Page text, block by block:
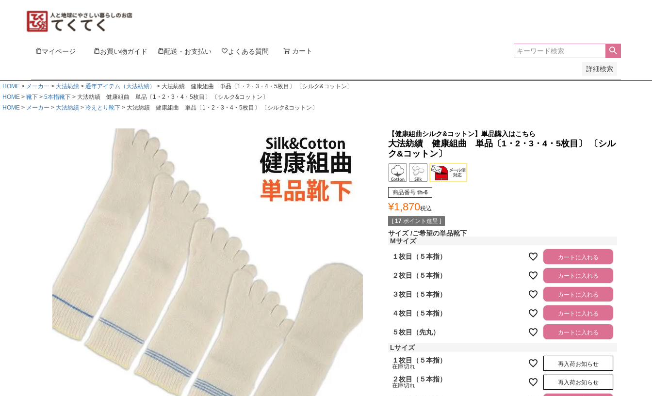
マイページ お買い物ガイド 配送・お支払い よくある質問 カート
詳細検索
HOME メーカー 大法紡績 通年アイテム（大法紡績）
大法紡績 健康組曲 単品〔1・2・3・4・5枚目〕 〔シルク&コットン〕
HOME
靴下 5本指靴下
大法紡績 健康組曲 単品〔1・2・3・4・5枚目〕 〔シルク&コットン〕
HOME
メーカー 大法紡績 冷えとり靴下 大法紡績 健康組曲 単品〔1・2・3・4・5枚目〕 〔シルク&コットン〕
【健康組曲シルク&コットン】単品購入はこちら
大法紡績 健康組曲 単品〔1・2・3・4・5枚目〕 〔シル
ク&コットン〕
商品番号 th-6
¥1,870税込
[ 17 ポイント進呈 ]
サイズ ご希望の単品靴下
Mサイズ
１枚目（５本指） カートに入れる
２枚目（５本指） カートに入れる
３枚目（５本指） カートに入れる
４枚目（５本指） カートに入れる
５枚目（先丸） カートに入れる
Lサイズ
１枚目（５本指）
在庫切れ 再入荷お知らせ
２枚目（５本指）
在庫切れ 再入荷お知らせ